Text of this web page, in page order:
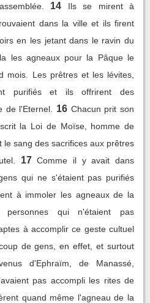
14
Ils se mirent à
dans la ville et ils firent
en les jetant dans le ravin du
les agneaux pour la Pâque le
mois. Les prêtres et les lévites,
purifiés et ils offrirent des
de l'Eternel.
16 Chacun prit son
la Loi de Moïse, homme de
le sang des sacrifices aux prêtres
17 Comme il y avait dans
qui ne s'étaient pas purifiés
à immoler les agneaux de la
qui n'étaient pas
à accomplir ce geste cultuel
de gens, en effet, et surtout
d'Ephraïm, de Manassé,
pas accompli les rites de
quand même l'agneau de la